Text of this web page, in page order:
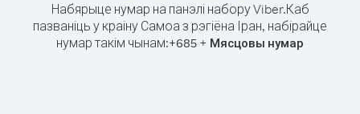
Набярыце нумар на панэлі набору Viber.Каб
пазваніць у краіну Самоа з рэгіёна Іран, набірайце
нумар такім чынам:+685 + Мясцовы нумар